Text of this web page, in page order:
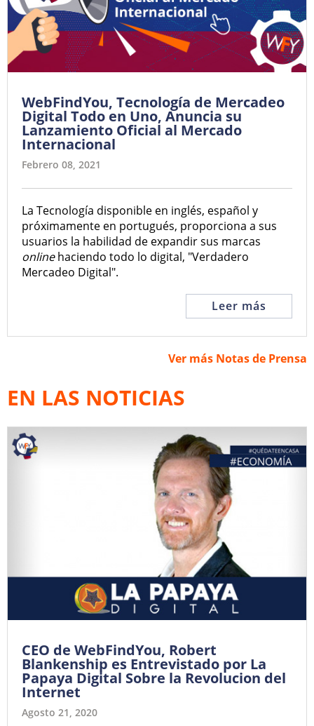
WebFindYou, Tecnología de Mercadeo
Digital Todo en Uno, Anuncia su
Lanzamiento Oficial al Mercado
Internacional
Febrero 08, 2021
La Tecnología disponible en inglés, español y
próximamente en portugués, proporciona a sus
usuarios la habilidad de expandir sus marcas
onlinehaciendo todo lo digital, "Verdadero
Mercadeo Digital".
Leer más
Ver más Notas de Prensa
EN LAS NOTICIAS
CEO de WebFindYou, Robert
Blankenship es Entrevistado por La
Papaya Digital Sobre la Revolucion del
Internet
Agosto 21, 2020